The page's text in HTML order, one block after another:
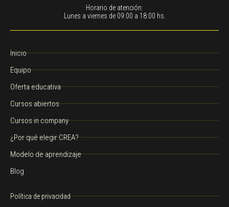
Horario de atención:
Lunes a viernes de 09:00 a 18:00 hs.
Inicio
Equipo
Oferta educativa
Cursos abiertos
Cursos in company
¿Por qué elegir CREA?
Modelo de aprendizaje
Blog
Política de privacidad